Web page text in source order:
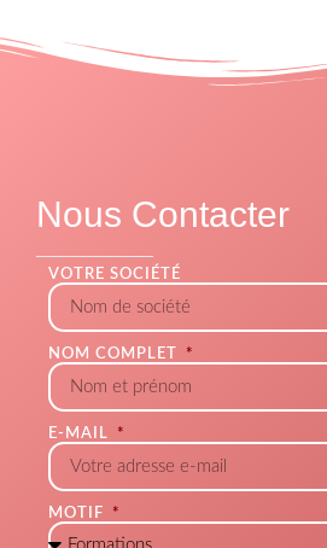
Nous Contacter
VOTRE SOCIÉTÉ
NOM COMPLET
E-MAIL
MOTIF